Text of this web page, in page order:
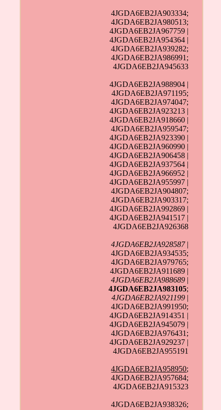
4JGDA6EB2JA903334;
4JGDA6EB2JA980513;
4JGDA6EB2JA967759 |
4JGDA6EB2JA954364 |
4JGDA6EB2JA939282;
4JGDA6EB2JA986991;
4JGDA6EB2JA945633
4JGDA6EB2JA988904 |
4JGDA6EB2JA971195;
4JGDA6EB2JA974047;
4JGDA6EB2JA923213 |
4JGDA6EB2JA918660 |
4JGDA6EB2JA959547;
4JGDA6EB2JA923390 |
4JGDA6EB2JA960990 |
4JGDA6EB2JA906458 |
4JGDA6EB2JA937564 |
4JGDA6EB2JA966952 |
4JGDA6EB2JA955997 |
4JGDA6EB2JA904807;
4JGDA6EB2JA903317;
4JGDA6EB2JA992869 |
4JGDA6EB2JA941517 |
4JGDA6EB2JA926368
4JGDA6EB2JA928587|
4JGDA6EB2JA934535;
4JGDA6EB2JA979765;
4JGDA6EB2JA911689 |
4JGDA6EB2JA988689 |
4JGDA6EB2JA983105;
4JGDA6EB2JA921199 |
4JGDA6EB2JA991950;
4JGDA6EB2JA914351 |
4JGDA6EB2JA945079 |
4JGDA6EB2JA976431;
4JGDA6EB2JA929237 |
4JGDA6EB2JA955191
4JGDA6EB2JA958950;
4JGDA6EB2JA957684;
4JGDA6EB2JA915323
4JGDA6EB2JA938326;